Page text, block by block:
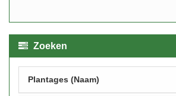
Zoeken
Plantages (Naam)